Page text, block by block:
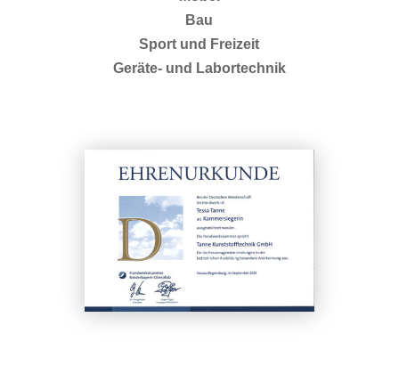
Bau
Sport und Freizeit
Geräte- und Labortechnik